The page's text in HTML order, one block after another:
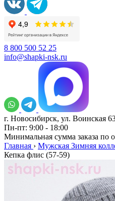
8 800 500 52 25
info@shapki-nsk.ru
г. Новосибирск, ул. Воинская
Пн-пт: 9:00 - 18:00
Минимальная сумма заказа по
Главная › Мужская Зимняя
Кепка флис (57-59)